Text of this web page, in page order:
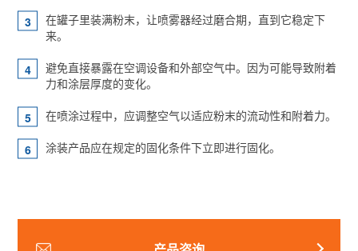
在罐子里装满粉末，让喷雾器经过磨合期，直到它稳定下
来。
避免直接暴露在空调设备和外部空气中。因为可能导致附着
力和涂层厚度的变化。
在喷涂过程中，应调整空气以适应粉末的流动性和附着力。
涂装产品应在规定的固化条件下立即进行固化。